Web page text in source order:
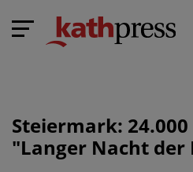
Steiermark:
"Langer Nacht der